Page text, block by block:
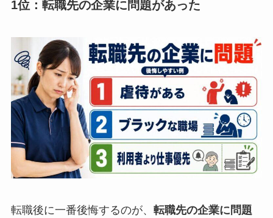
1位：転職先の企業に問題があった
転職後に一番後悔するのが、 転職先の企業に問題